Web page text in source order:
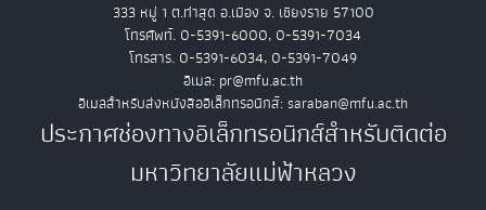
333 หมู่ 1 ต.ท่าสุด อ.เมือง จ. เชียงราย 57100
โทรศัพท์. 0-5391-6000, 0-5391-7034
โทรสาร. 0-5391-6034, 0-5391-7049
อีเมล: pr@mfu.ac.th
อีเมลสำหรับส่งหนังสืออิเล็กทรอนิกส์: saraban@mfu.ac.th
ประกาศช่องทางอิเล็กทรอนิกส์สำหรับติดต่อ
มหาวิทยาลัยแม่ฟ้าหลวง